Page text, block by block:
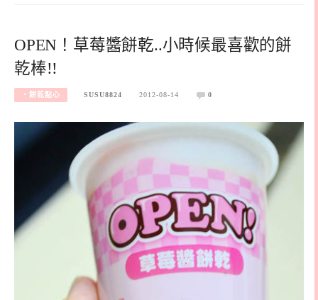
OPEN！草莓醬餅乾..小時候最喜歡的餅
乾棒!!
‧餅乾點心 SUSU8824 2012-08-14 0